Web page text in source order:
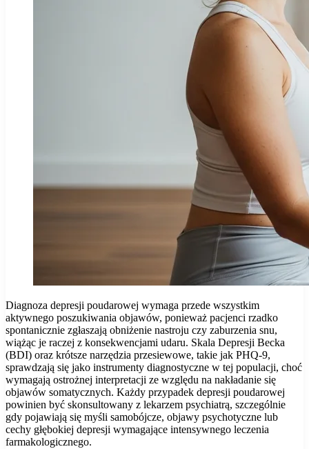
Diagnoza depresji poudarowej wymaga przede wszystkim
aktywnego poszukiwania objawów, ponieważ pacjenci rzadko
spontanicznie zgłaszają obniżenie nastroju czy zaburzenia snu,
wiążąc je raczej z konsekwencjami udaru. Skala Depresji Becka
(BDI) oraz krótsze narzędzia przesiewowe, takie jak PHQ-9,
sprawdzają się jako instrumenty diagnostyczne w tej populacji, choć
wymagają ostrożnej interpretacji ze względu na nakładanie się
objawów somatycznych. Każdy przypadek depresji poudarowej
powinien być skonsultowany z lekarzem psychiatrą, szczególnie
gdy pojawiają się myśli samobójcze, objawy psychotyczne lub
cechy głębokiej depresji wymagające intensywnego leczenia
farmakologicznego.